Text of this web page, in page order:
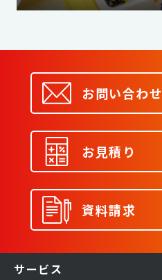
お問い合わせ
お見積り
資料請求
サービス